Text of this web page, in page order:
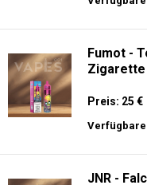
Fumot -
Zigarette
Preis: 25 €
JNR -